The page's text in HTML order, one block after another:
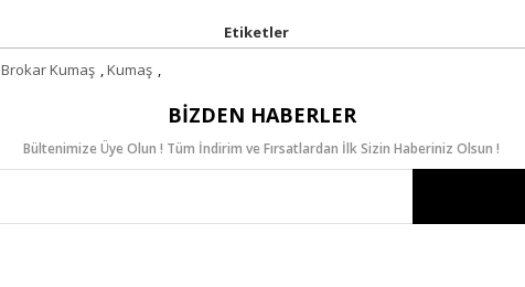
Etiketler
Brokar Kumaş ,Kumaş ,
BIZDEN HABERLER
Bültenimize Üye Olun ! Tüm İndirim ve Fırsatlardan İlk Sizin Haberiniz Olsun !